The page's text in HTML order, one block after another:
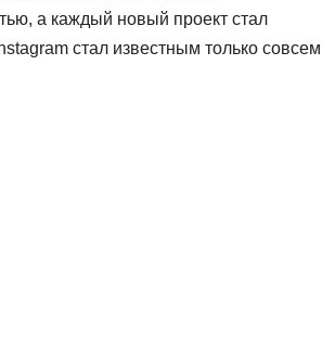
а каждый новый проект стал
стал известным только совсем